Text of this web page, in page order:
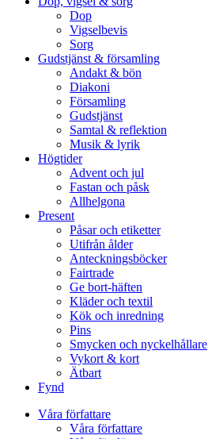
Dop
Vigselbevis
Sorg
Gudstjänst & församling
Andakt & bön
Diakoni
Församling
Gudstjänst
Samtal & reflektion
Musik & lyrik
Högtider
Advent och jul
Fastan och påsk
Allhelgona
Present
Påsar och etiketter
Utifrån ålder
Anteckningsböcker
Fairtrade
Ge bort-häften
Kläder och textil
Kök och inredning
Pins
Smycken och nyckelhållare
Vykort & kort
Ätbart
Fynd
Våra författare
Våra författare